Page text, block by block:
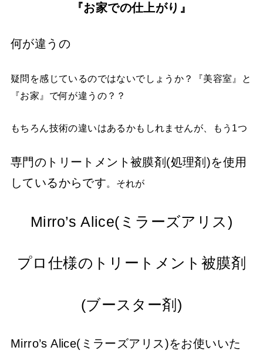
『お家での仕上がり』
何が違うの
疑問を感じているのではないでしょうか？『美容室』と
『お家』で何が違うの？？
もちろん技術の違いはあるかもしれませんが、もう1つ
専門のトリートメント被膜剤(処理剤)を使用
しているからです。それが
Mirro’s Alice(ミラーズアリス)
プロ仕様の トリートメント被膜剤
(ブースター剤)
Mirro’s Alice(ミラーズアリス)をお使いいた